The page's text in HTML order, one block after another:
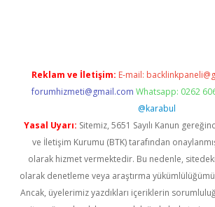
Reklam ve İletişim: E-mail:
forumhizmeti@gmail.com Whatsapp: 0262
@karabul
Yasal Uyarı: Sitemiz, 5651 Sayılı Kanun
ve İletişim Kurumu (BTK) tarafından
olarak hizmet vermektedir. Bu nedenle,
olarak denetleme veya araştırma
Ancak, üyelerimiz yazdıkları içeriklerin